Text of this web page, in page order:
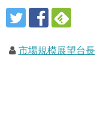
市場規模展望台長